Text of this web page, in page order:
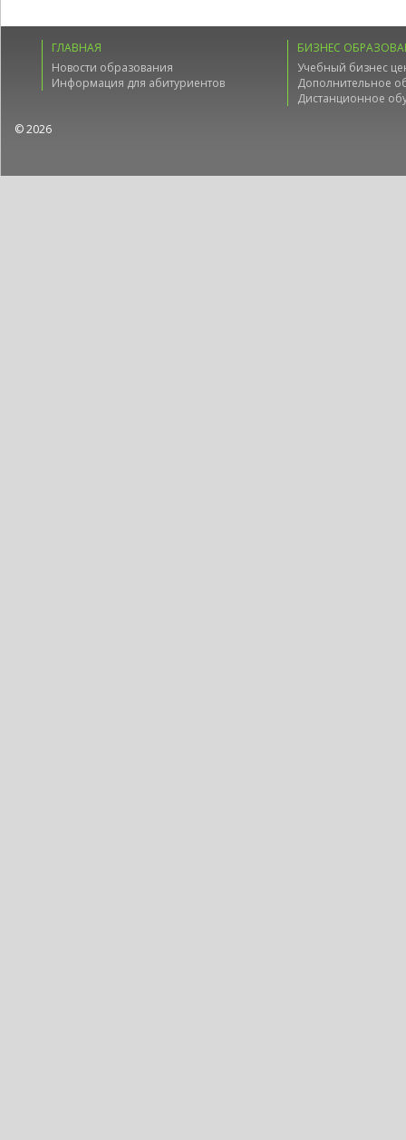
ГЛАВНАЯ
Новости образования
Информация для абитуриентов
БИЗНЕС
Учебный бизнес
Дополнительное
Дистанционное
© 2026